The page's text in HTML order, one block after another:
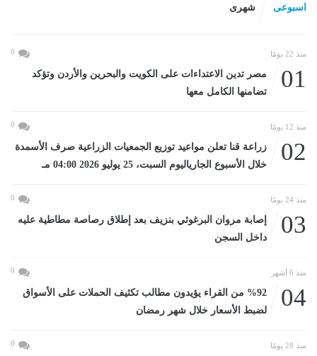
اسبوعى شهرى
منذ 22 يومًا 0
01
مصر تدين الاعتداءات على الكويت والبحرين والأردن وتؤكد
تضامنها الكامل معها
منذ 12 يومًا 0
02
زراعة قنا تعلن مواعيد توزيع الجمعيات الزراعية صرف الأسمدة
خلال الأسبوع الجارياليوم السبت، 25 يوليو 2026 04:00 مـ
منذ 24 يومًا 0
03
إصابة مروان البرغوثي بنزيف بعد إطلاق رصاصة مطاطية عليه
داخل السجن
منذ 6 أشهر 0
04
%92 من القراء يؤيدون مطالب تكثيف الحملات على الأسواق
لضبط الأسعار خلال شهر رمضان
منذ 28 يومًا 0